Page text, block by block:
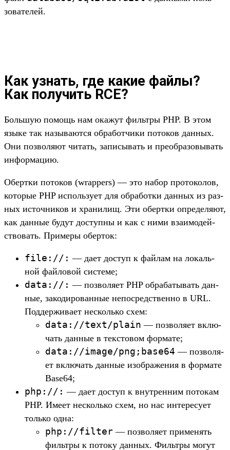
зовате­лей.
Как узнать, где какие файлы?
Как получить RCE?
Боль­шую помощь нам ока­жут филь­тры PHP. В этом
язы­ке так называ­ются обра­бот­чики потоков дан­ных.
Они поз­воля­ют читать, записы­вать и пре­обра­зовы­вать
информа­цию.
Обер­тки потоков (wrappers) — это набор про­токо­лов,
которые PHP исполь­зует для обра­бот­ки дан­ных из раз­
ных источни­ков и хра­нилищ. Эти обер­тки опре­деля­ют,
как дан­ные будут дос­тупны и как с ними вза­имо­дей­
ство­вать. При­меры обер­ток:
file:// : — дает дос­туп к фай­лам на локаль­
ной фай­ловой сис­теме;
data:// : — поз­воля­ет PHP обра­баты­вать дан­
ные, закоди­рован­ные непос­редс­твен­но в URL.
Под­держи­вает нес­коль­ко схем:
data://text/plain — поз­воля­ет вклю­
чать дан­ные в тек­сто­вом фор­мате;
data://image/png; base64 — поз­воля­
ет вклю­чать дан­ные изоб­ражения в фор­мате
Base64;
php:// : — дает дос­туп к внут­ренним потокам
PHP. Име­ет нес­коль­ко схем, но нас инте­ресу­ет
толь­ко одна:
php://filter — поз­воля­ет при­менять
филь­тры к потоку дан­ных. Филь­тры могут